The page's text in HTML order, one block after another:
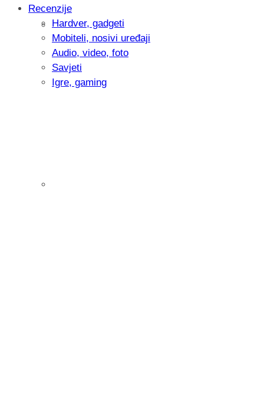
Intervju: Goran Jović, fotograf -
Recenzije
Hardver, gadgeti
Mobiteli, nosivi uređaji
Audio, video, foto
Savjeti
Igre, gaming